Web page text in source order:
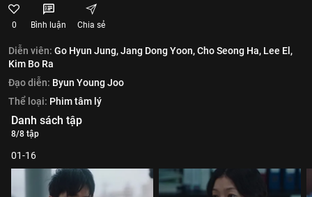
0 Bình luận Chia sẻ
Diễn viên: Go Hyun Jung,Jang Dong Yoon,Cho Seong Ha, Lee El,
Kim Bo Ra
Đạo diễn: Byun Young Joo
Thể loại: Phim tâm lý
Danh sách tập
8/8 tập
01-16